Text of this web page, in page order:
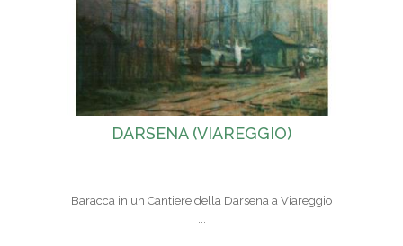
DARSENA (VIAREGGIO)
Baracca in un Cantiere della Darsena a Viareggio
...